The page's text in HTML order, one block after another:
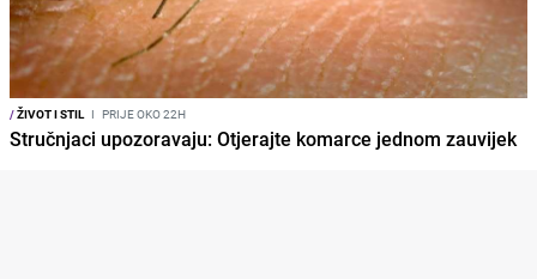
/ŽIVOT I STIL I PRIJE OKO 22H
Stručnjaci upozoravaju: Otjerajte komarce jednom zauvijek